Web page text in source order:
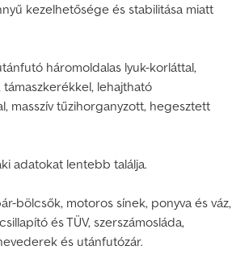
kezelhetősége és stabilitása miatt
háromoldalas lyuk-korláttal,
lehajtható
masszív tűzihorganyzott, hegesztett
adatokat lentebb találja.
bölcsők, motoros sínek, ponyva és váz,
és TÜV, szerszámosláda,
és utánfutózár.